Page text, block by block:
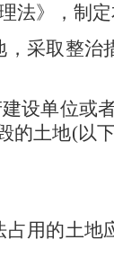
法》，制定
采取整治
设单位或
的土地(以
用的土地